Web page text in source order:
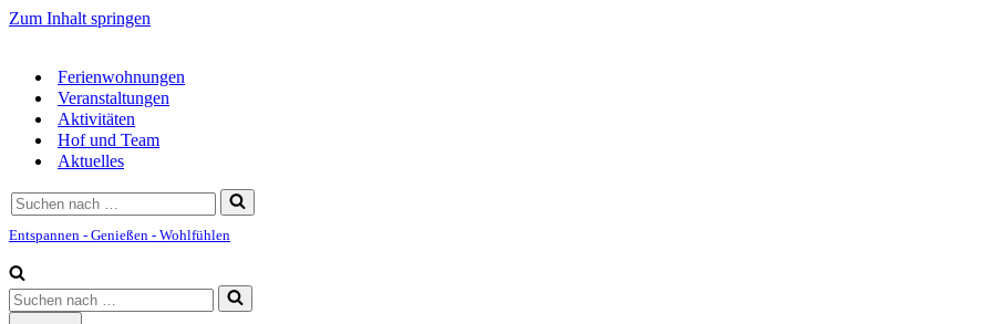
Zum Inhalt springen
Ferienwohnungen
Veranstaltungen
Aktivitäten
Hof und Team
Aktuelles
Suchen
nach …
Entspannen - Genießen - Wohlfühlen
Suchen
nach …